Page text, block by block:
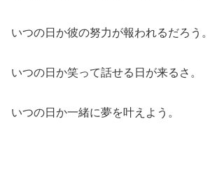
いつの日か彼の努力が報われるだろう。
いつの日か笑って話せる日が来るさ。
いつの日か一緒に夢を叶えよう。